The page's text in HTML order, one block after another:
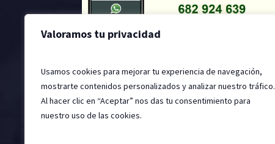
Valoramos tu privacidad
Usamos cookies para mejorar tu experiencia de navegación,
mostrarte contenidos personalizados y analizar nuestro tráfico.
Al hacer clic en “Aceptar” nos das tu consentimiento para
nuestro uso de las cookies.